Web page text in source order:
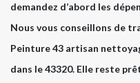
demandez d’abord les
Nous vous conseillons de
Peinture 43 artisan
dans le 43320. Elle reste